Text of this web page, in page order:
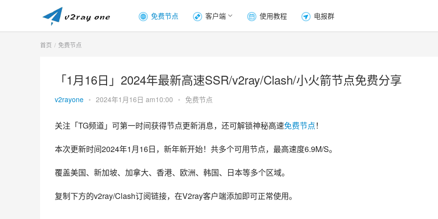
免费节点 客户端 使用教程 电报群
首页 免费节点
「1月16日」2024年最新高速SSR/v2ray/Clash/小火箭节点免费分享
v2rayone • 2024年1月16日 am10:00 • 免费节点
关注「TG频道」可第一时间获得节点更新消息，还可解锁神秘高速免费节点！
本次更新时间2024年1月16日，新年新开始！共多个可用节点，最高速度6.9M/S。
覆盖美国、新加坡、加拿大、香港、欧洲、韩国、日本等多个区域。
复制下方的v2ray/Clash订阅链接，在V2ray客户端添加即可正常使用。